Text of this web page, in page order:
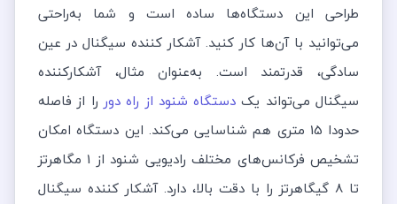
طراحی این دستگاه‌ها ساده است و شما به‌راحتی
می‌توانید با آن‌ها کار کنید. آشکار کننده سیگنال در عین
سادگی، قدرتمند است. به‌عنوان مثال، آشکار‌کننده
سیگنال می‌تواند یکدستگاه شنود از راه دور را از فاصله
حدودا 15 متری هم شناسایی می‌کند. این دستگاه امکان
تشخیص فرکانس‌های مختلف رادیویی شنود از 1 مگاهرتز
تا 8 گیگاهرتز را با دقت بالا، دارد. آشکار کننده سیگنال